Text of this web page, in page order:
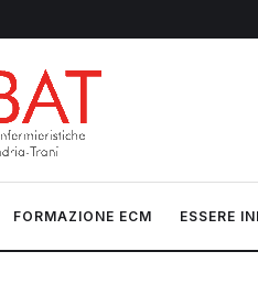
FORMAZIONE ECM ESSERE